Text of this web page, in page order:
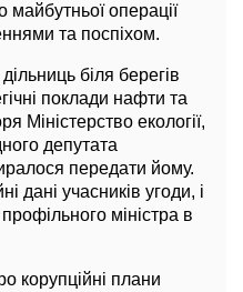
майбутньої операції
та поспіхом.
біля берегів
поклади нафти та
Міністерство екології,
депутата
передати йому.
дані учасників угоди, і
міністра в
корупційні плани